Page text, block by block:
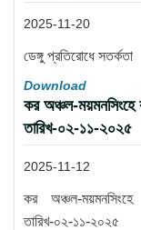
2025-11-20
ডেঙ্গু প্রতিরোধে সতর্কতা
Download
কর অঞ্চল-
তারিখ-০২-১১-২০২৫
2025-11-12
কর অঞ্চল-
তারিখ-০২-১১-২০২৫